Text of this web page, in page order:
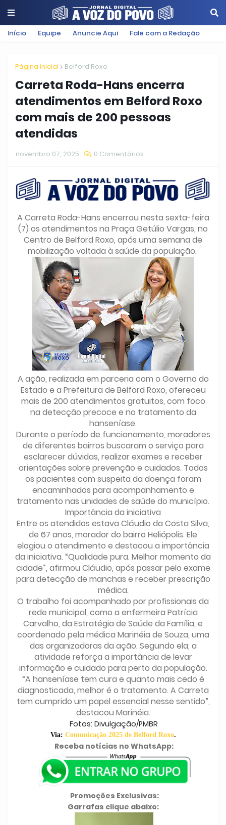
Início Equipe Anuncie Aqui Fale com a Redação
Página inicial Belford Roxo
Carreta Roda-Hans encerra
atendimentos em Belford Roxo
com mais de 200 pessoas
atendidas
novembro 07, 2025 0 Comentários
A Carreta Roda-Hans encerrou nesta sexta-feira
(7) os atendimentos na Praça Getúlio Vargas, no
Centro de Belford Roxo, após uma semana de
mobilização voltada à saúde da população.
A ação, realizada em parceria com o Governo do
Estado e a Prefeitura de Belford Roxo, ofereceu
mais de 200 atendimentos gratuitos, com foco
na detecção precoce e no tratamento da
hanseníase.
Durante o período de funcionamento, moradores
de diferentes bairros buscaram o serviço para
esclarecer dúvidas, realizar exames e receber
orientações sobre prevenção e cuidados. Todos
os pacientes com suspeita da doença foram
encaminhados para acompanhamento e
tratamento nas unidades de saúde do município.
Importância da iniciativa
Entre os atendidos estava Cláudio da Costa Silva,
de 67 anos, morador do bairro Heliópolis. Ele
elogiou o atendimento e destacou a importância
da iniciativa. “Qualidade pura. Melhor momento da
cidade”, afirmou Cláudio, após passar pelo exame
para detecção de manchas e receber prescrição
médica.
O trabalho foi acompanhado por profissionais da
rede municipal, como a enfermeira Patrícia
Carvalho, da Estratégia de Saúde da Família, e
coordenado pela médica Marinéia de Souza, uma
das organizadoras da ação. Segundo ela, a
atividade reforça a importância de levar
informação e cuidado para perto da população.
“A hanseníase tem cura e quanto mais cedo é
diagnosticada, melhor é o tratamento. A Carreta
tem cumprido um papel essencial nesse sentido”,
destacou Marinéia.
Fotos: Divulgação/PMBR
Via: Comunicação 2025 de Belford Roxo.
Receba notícias no WhatsApp:
Promoções Exclusivas:
Garrafas clique abaixo: